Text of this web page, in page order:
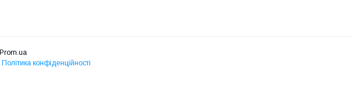
Prom.ua
Політика конфіденційності